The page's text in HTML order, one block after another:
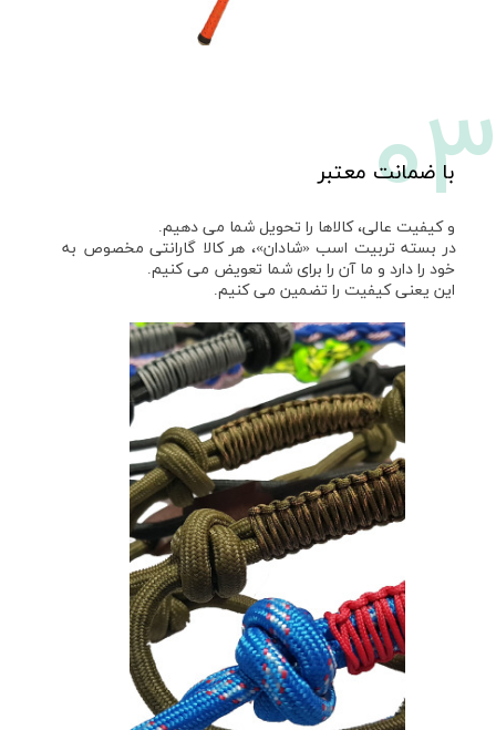
و کیفیت عالی، کالاها را تحویل شما می دهیم.
در بسته تربیت اسب «شادان»، هر کالا گارانتی مخصوص به
خود را دارد و ما آن را برای شما تعویض می کنیم.
این یعنی کیفیت را تضمین می کنیم.
​با ضمانت معتبر